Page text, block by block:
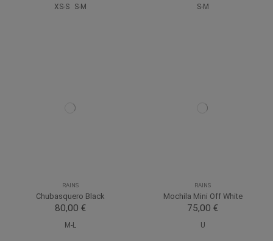
XS-S S-M S-M
RAINS
Chubasquero Black
80,00 €
M-L
RAINS
Mochila Mini Off White
75,00 €
U